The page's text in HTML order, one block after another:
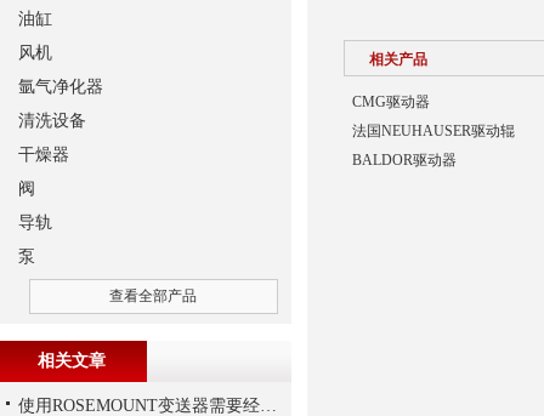
相关产品
CMG驱动器
法国NEUHAUSER驱动辊
BALDOR驱动器
油缸
风机
氩气净化器
清洗设备
干燥器
阀
导轨
泵
查看全部产品
相关文章
使用ROSEMOUNT变送器需要经过以下步骤